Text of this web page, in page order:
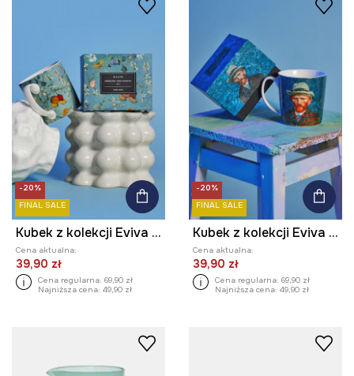
-20%
FINAL SALE
Kubek z kolekcji Eviva L'arte 460 ml
Cena aktualna:
39,90 zł
Cena regularna: 69,90 zł
Najniższa cena: 49,90 zł
-20%
FINAL SALE
Kubek z kolekcji Eviva L'arte 460 ml
Cena aktualna:
39,90 zł
Cena regularna: 69,90 zł
Najniższa cena: 49,90 zł